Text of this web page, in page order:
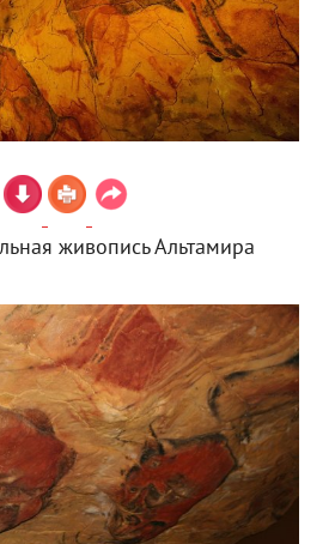
живопись Альтамира